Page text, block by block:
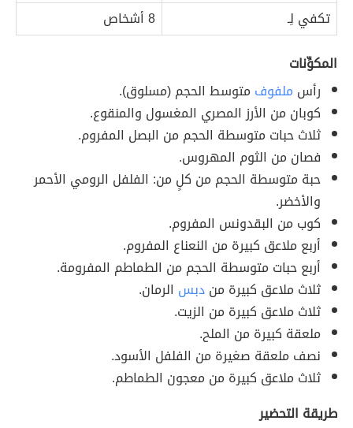
تكفي لِـ
8 أشخاص
المكوِّنات
رأس ملفوف متوسط الحجم (مسلوق).
كوبان من الأرز المصري المغسول والمنقوع.
ثلاث حبات متوسطة الحجم من البصل المفروم.
فصان من الثوم المهروس.
حبة متوسطة الحجم من كلٍ من: الفلفل الرومي الأحمر
والأخضر.
كوب من البقدونس المفروم.
أربع ملاعق كبيرة من النعناع المفروم.
أربع حبات متوسطة الحجم من الطماطم المفرومة.
ثلاث ملاعق كبيرة مندبس الرمان.
ثلاث ملاعق كبيرة من الزيت.
ملعقة كبيرة من الملح.
نصف ملعقة صغيرة من الفلفل الأسود.
ثلاث ملاعق كبيرة من معجون الطماطم.
طريقة التحضير